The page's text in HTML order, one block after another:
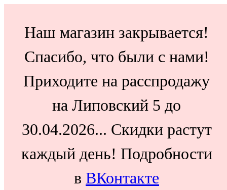
Наш магазин закрывается!
Спасибо, что были с нами!
Приходите на расспродажу
на Липовский 5 до
30.04.2026... Скидки растут
каждый день! Подробности
в ВКонтакте